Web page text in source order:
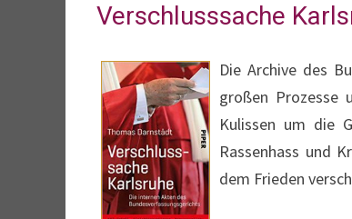
Verschlusssache
Die Archive des
großen Prozesse
Kulissen um die
Rassenhass und
dem Frieden